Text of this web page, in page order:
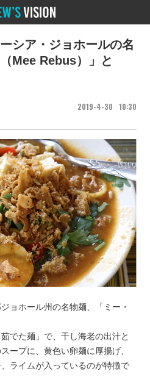
2019 4 30 10 30
シア・ジョホールの名
Mee Rebus）」と
ョホール州の名物麺、「ミー・
でた麺」で、干し海老の出汁と
ープに、黄色い卵麺に厚揚げ、
ライムが入っているのが特徴で